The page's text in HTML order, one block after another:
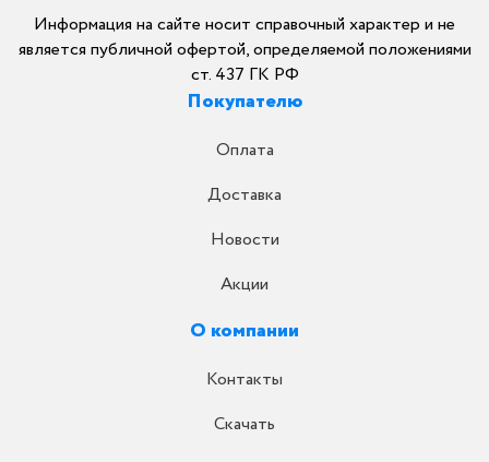
Информация на сайте носит справочный характер и не
является публичной офертой, определяемой положениями
ст. 437 ГК РФ
Покупателю
Оплата
Доставка
Новости
Акции
О компании
Контакты
Скачать